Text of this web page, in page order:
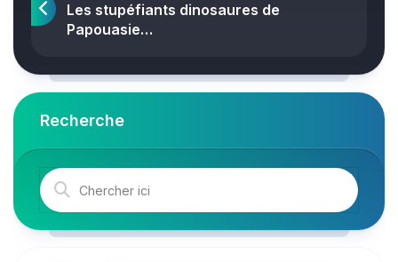
Les stupéfiants dinosaures de
Papouasie…
Recherche